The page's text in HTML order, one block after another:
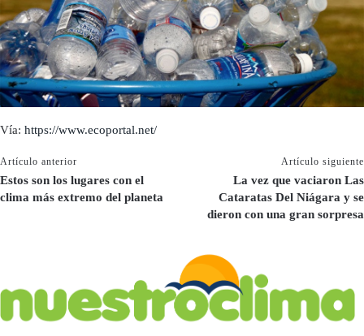
Vía: https://www.ecoportal.net/
Artículo anterior
Estos son los lugares con el
clima más extremo del planeta
Artículo siguiente
La vez que vaciaron Las
Cataratas Del Niágara y se
dieron con una gran sorpresa